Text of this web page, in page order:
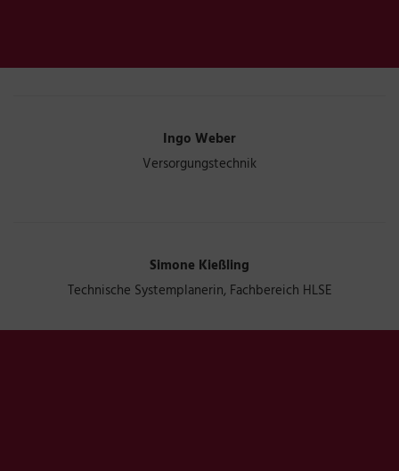
Ingo Weber
Versorgungstechnik
Simone Kießling
Technische Systemplanerin, Fachbereich HLSE